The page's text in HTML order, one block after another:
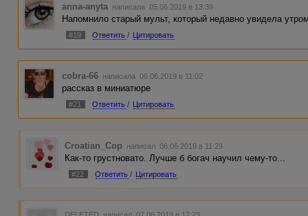
anna-anyta написала 05.06.2019 в 13:39
Напомнило старый мульт, который недавно увидела
#19 Ответить / Цитировать
cobra-66 написала 06.06.2019 в 11:02
рассказ в миниатюре
#21 Ответить / Цитировать
Croatian_Cop написал 06.06.2019 в 11:29
Как-то грустновато. Лучше б богач научил чему-то...
#22 Ответить / Цитировать